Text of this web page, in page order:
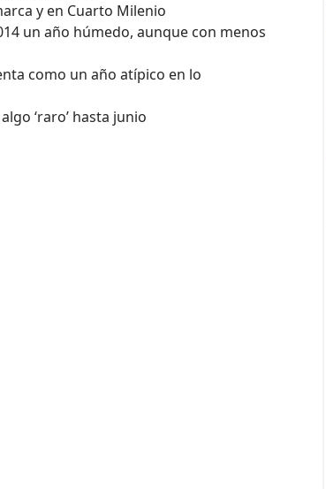
y en Cuarto Milenio
un año húmedo, aunque con menos
como un año atípico en lo
‘raro’ hasta junio